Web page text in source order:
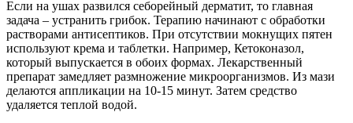
Если на ушах развился себорейный дерматит, то главная
задача – устранить грибок. Терапию начинают с обработки
растворами антисептиков. При отсутствии мокнущих пятен
используют крема и таблетки. Например, Кетоконазол,
который выпускается в обоих формах. Лекарственный
препарат замедляет размножение микроорганизмов. Из мази
делаются аппликации на 10-15 минут. Затем средство
удаляется теплой водой.